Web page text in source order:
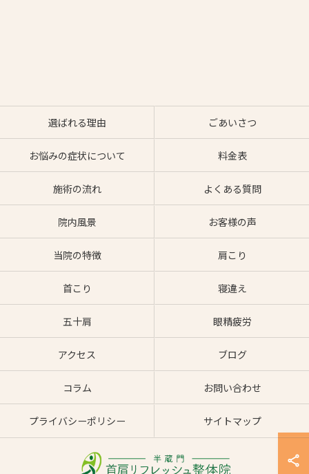
選ばれる理由 ごあいさつ
お悩みの症状について 料金表
施術の流れ よくある質問
院内風景 お客様の声
当院の特徴 肩こり
首こり 寝違え
五十肩 眼精疲労
アクセス ブログ
コラム お問い合わせ
プライバシーポリシー サイトマップ